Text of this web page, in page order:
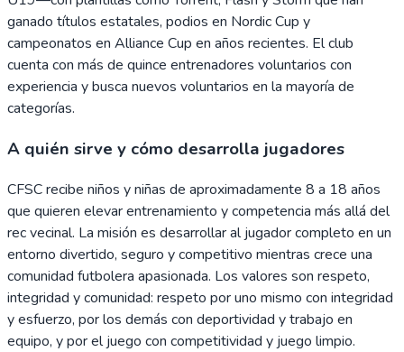
ganado títulos estatales, podios en Nordic Cup y
campeonatos en Alliance Cup en años recientes. El club
cuenta con más de quince entrenadores voluntarios con
experiencia y busca nuevos voluntarios en la mayoría de
categorías.
A quién sirve y cómo desarrolla jugadores
CFSC recibe niños y niñas de aproximadamente 8 a 18 años
que quieren elevar entrenamiento y competencia más allá del
rec vecinal. La misión es desarrollar al jugador completo en un
entorno divertido, seguro y competitivo mientras crece una
comunidad futbolera apasionada. Los valores son respeto,
integridad y comunidad: respeto por uno mismo con integridad
y esfuerzo, por los demás con deportividad y trabajo en
equipo, y por el juego con competitividad y juego limpio.